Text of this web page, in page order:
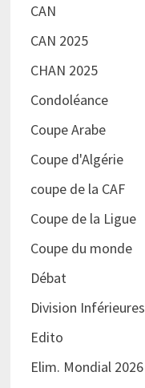
CAN
CAN 2025
CHAN 2025
Condoléance
Coupe Arabe
Coupe d'Algérie
coupe de la CAF
Coupe de la Ligue
Coupe du monde
Débat
Division Inférieures
Edito
Elim. Mondial 2026